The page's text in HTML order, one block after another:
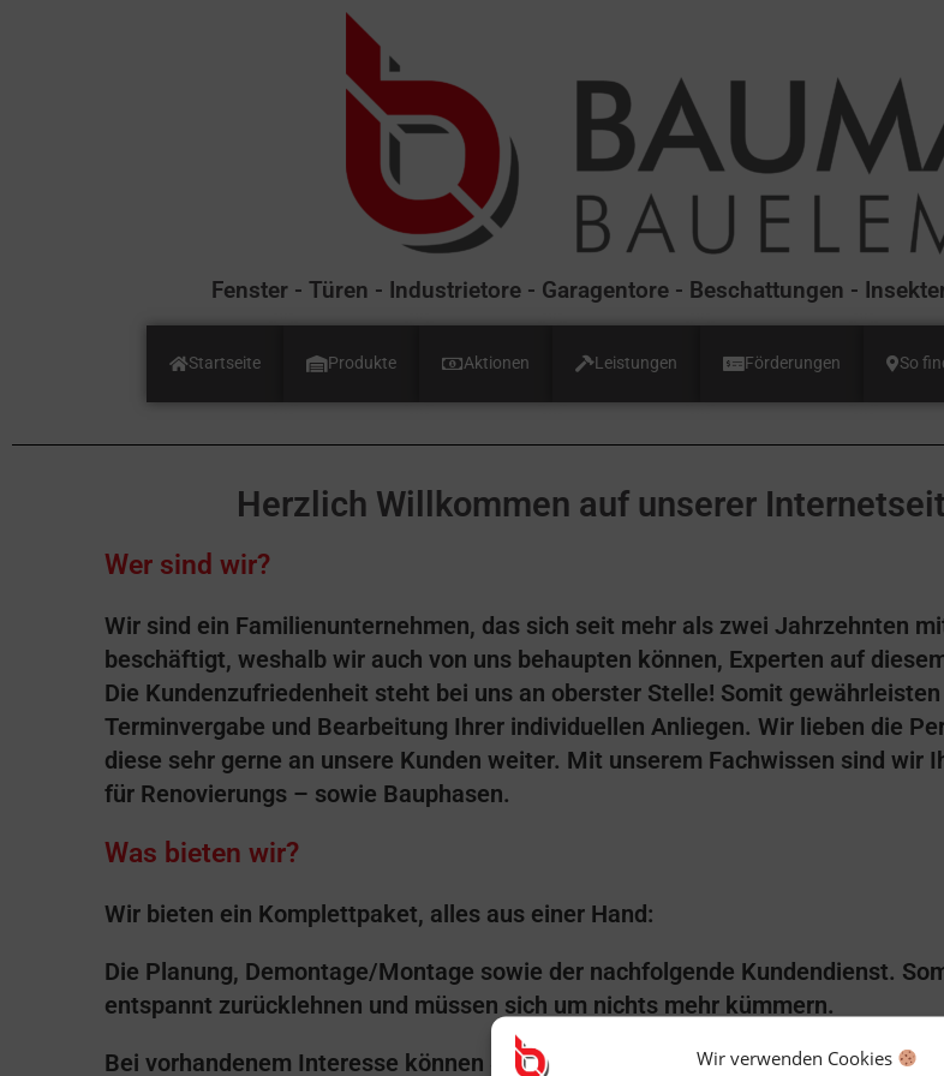
Wir verwenden Cookies
Fenster - Türen - Industrietore - Garagentore - Beschattungen -
Startseite Produkte Aktionen Leistungen Förderungen So
Herzlich Willkommen auf unserer
Wer sind wir?
Wir sind ein Familienunternehmen, das sich seit mehr als zwei Jahrzehnten
beschäftigt, weshalb wir auch von uns behaupten können, Experten auf
Die Kundenzufriedenheit steht bei uns an oberster Stelle! Somit
Terminvergabe und Bearbeitung Ihrer individuellen Anliegen. Wir lieben die
diese sehr gerne an unsere Kunden weiter. Mit unserem Fachwissen sind wir
für Renovierungs – sowie Bauphasen.
Was bieten wir?
Wir bieten ein Komplettpaket, alles aus einer Hand:
Die Planung, Demontage/Montage sowie der nachfolgende Kundendienst.
entspannt zurücklehnen und müssen sich um nichts mehr kümmern.
Bei vorhandenem Interesse können Sie sich gerne durch unsere